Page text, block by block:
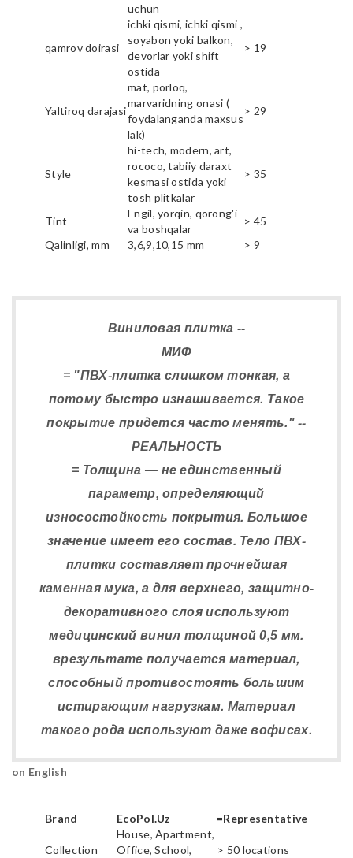
uchun
qamrov doirasi
ichki qismi, ichki qismi ,
soyabon yoki balkon,
devorlar yoki shift
ostida
> 19
Yaltiroq darajasi
mat, porloq,
marvaridning onasi (
foydalanganda maxsus
lak)
> 29
Style
hi-tech, modern, art,
rococo, tabiiy daraxt
kesmasi ostida yoki
tosh plitkalar
> 35
Tint
Engil, yorqin, qorong'i
va boshqalar
> 45
Qalinligi, mm
3,6,9,10,15 mm > 9
Виниловая плитка --
МИФ
= "ПВХ-плитка слишком тонкая, а
потому быстро изнашивается. Такое
покрытие придется часто менять." --
РЕАЛЬНОСТЬ
= Толщина — не единственный
параметр, определяющий
износостойкость покрытия. Большое
значение имеет его состав. Тело ПВХ-
плитки составляет прочнейшая
каменная мука, а для верхнего, защитно-
декоративного слоя используют
медицинский винил толщиной 0,5 мм.
врезультате получается материал,
способный противостоять большим
истирающим нагрузкам. Материал
такого рода используют даже вофисах.
on English
Brand EcoPol.Uz =Representative
Collection
House, Apartment,
Office, School,
> 50 locations